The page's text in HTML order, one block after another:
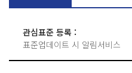
관심표준 등록 :
표준업데이트 시 알림서비스